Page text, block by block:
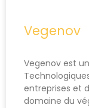
Vegenov
Vegenov est
entreprises et
domaine du